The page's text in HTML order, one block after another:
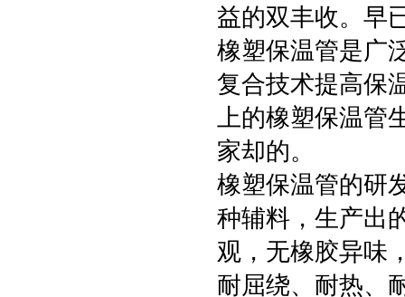
益的双丰收。早
橡塑保温管是广
复合技术提高保
上的橡塑保温管
家却的。
橡塑保温管的研
种辅料，生产出
观，无橡胶异味
耐屈绕、耐热、